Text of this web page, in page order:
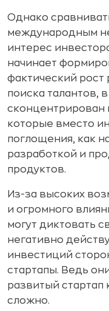
Однако
международным
интерес
начинает
фактический рост
поиска талантов,
сконцентрирован
которые вместо
поглощения, как
разработкой и
продуктов.
Из-за высоких
и огромного
могут диктовать
негативно
инвестиций
стартапы. Ведь
развитый стартап
сложно.